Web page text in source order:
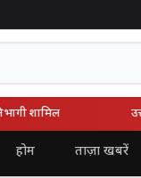
शामिल
होम ताज़ा खबरें